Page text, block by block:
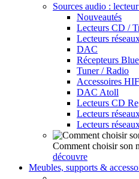
Sources audio :
Nouveautés
Lecteurs CD /
Lecteurs
DAC
Récepteurs
Tuner / Radio
Accessoires
DAC Atoll
Lecteurs CD
Lecteurs
Lecteurs
Comment choisir son
découvre
Meubles, supports &